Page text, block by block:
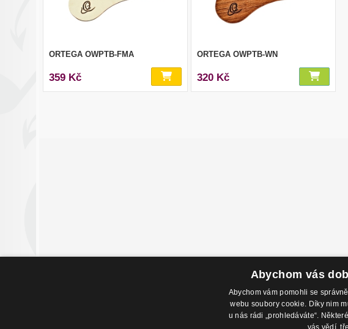
ORTEGA OWPTB-FMA
359 Kč
ORTEGA OWPTB-WN
320 Kč
Adresa prodejny
Havlíčkovo Nábřeží 28,
Abychom vás
Abychom vám pomohli se
webu soubory cookie. Díky nim
u nás rádi „prohledáváte“.
vás vědí,